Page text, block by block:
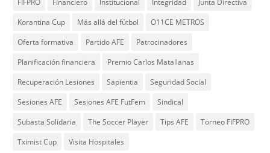
Korantina Cup
Más allá del fútbol
O11CE METROS
Oferta formativa
Partido AFE
Patrocinadores
Planificación financiera
Premio Carlos Matallanas
Recuperación Lesiones
Sapientia
Seguridad Social
Sesiones AFE
Sesiones AFE FutFem
Sindical
Subasta Solidaria
The Soccer Player Tips AFE
Torneo FIFPRO
Tximist Cup
Visita Hospitales